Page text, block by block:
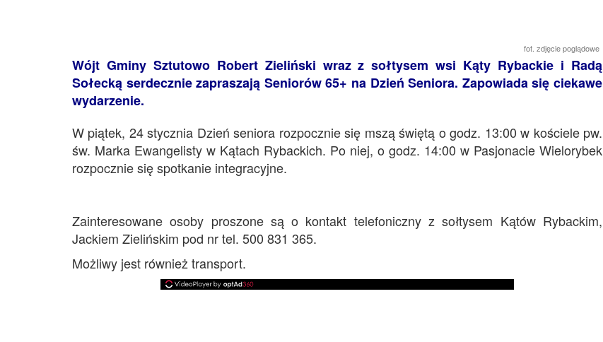
fot. zdjęcie poglądowe
Wójt Gminy Sztutowo Robert Zieliński wraz z sołtysem wsi Kąty Rybackie i Radą
Sołecką serdecznie zapraszają Seniorów 65+ na Dzień Seniora. Zapowiada się ciekawe
wydarzenie.
W piątek, 24 stycznia Dzień seniora rozpocznie się mszą świętą o godz. 13:00 w kościele pw.
św. Marka Ewangelisty w Kątach Rybackich. Po niej, o godz. 14:00 w Pasjonacie Wielorybek
rozpocznie się spotkanie integracyjne.
Zainteresowane osoby proszone są o kontakt telefoniczny z sołtysem Kątów Rybackim,
Jackiem Zielińskim pod nr tel. 500 831 365.
Możliwy jest również transport.